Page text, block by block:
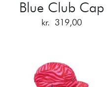
Blue Club Cap
kr. 319,00